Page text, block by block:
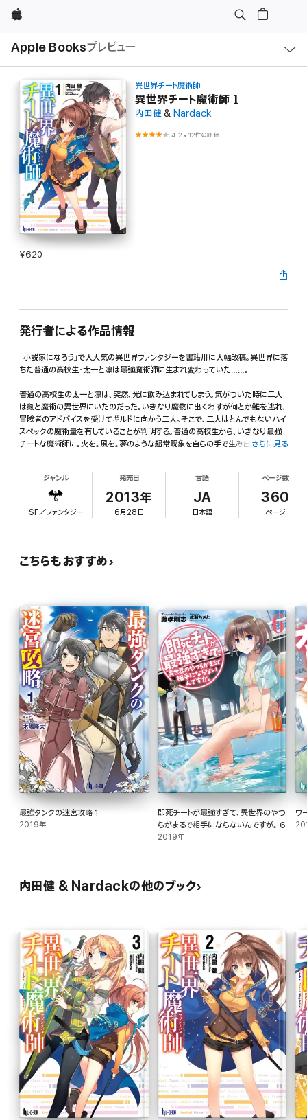
Apple
Apple Booksプレビュー
ル
異世界チート魔術師
異世界チート魔術師 1
内田健& Nardack
4.2 •12件の評価
¥620
発行者による作品情報
「小説家になろう」で大人気の異世界ファンタジーを書籍用に大幅改稿。異世界に落
ちた普通の高校生・太一と凛は最強魔術師に生まれ変わっていた……。
普通の高校生の太一と凛は、突然、光に飲み込まれてしまう。気がついた時に二人
は剣と魔術の異世界にいたのだった。いきなり魔物に出くわすが何とか難を逃れ、
冒険者のアドバイスを受けてギルドに向かう二人。そこで、二人はとんでもないハイ
スペックの魔術量を有していることが判明する。普通の高校生から、いきなり最強
チートな魔術師に。火を。風を。夢のような超常現象を自らの手で生み出す感動。ま
内田 健(ウチダタケル): 会社勤めをしながら執筆活動を行う兼業作家。本作でデビ
『東雲侑子シリーズ』『紅炎のアシュカ』『ブラパン』など、多数のライトノベルなどを
手がける。
さらに見る
ジャンル
SF／ファンタジー
発売日
2013年
6月28日
言語
JA
日本語
ページ数
360
ページ
こちらもおすすめ
最強タンクの迷宮攻略 1
2019年
即死チートが最強すぎて、異世界のやつ
らがまるで相手にならないんですが。 6
2019年
ワ
内田健 & Nardackの他のブック